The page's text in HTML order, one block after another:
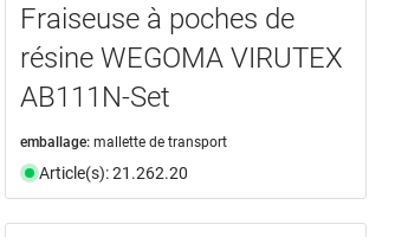
Fraiseuse à poches de
résine WEGOMA VIRUTEX
AB111N-Set
emballage: mallette de transport
Article(s): 21.262.20